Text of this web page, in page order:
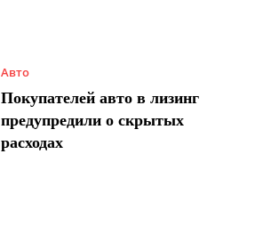
Авто
Покупателей авто в лизинг
предупредили о скрытых
расходах